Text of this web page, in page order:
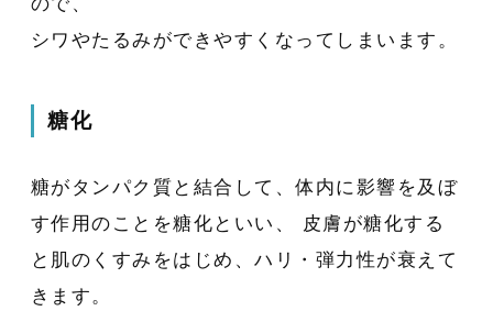
シワやたるみができやすくなってしまいます。
糖化
糖がタンパク質と結合して、体内に影響を及ぼ
す作用のことを糖化といい、 皮膚が糖化する
と肌のくすみをはじめ、ハリ・弾力性が衰えて
きます。